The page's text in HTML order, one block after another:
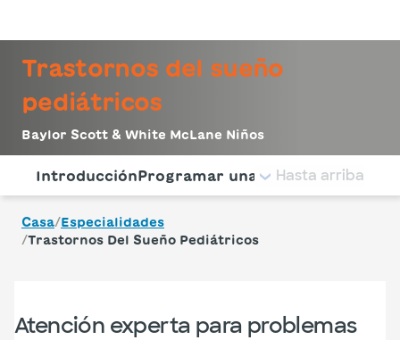
Trastornos del sueño
pediátricos
Baylor Scott & White McLane Niños
Utilice esta navegación para saltar rápidamente a
IntroducciónProgramar una citaCondiciones
Hasta arriba
Casa/Especialidades
/Trastornos Del Sueño Pediátricos
Atención experta para problemas